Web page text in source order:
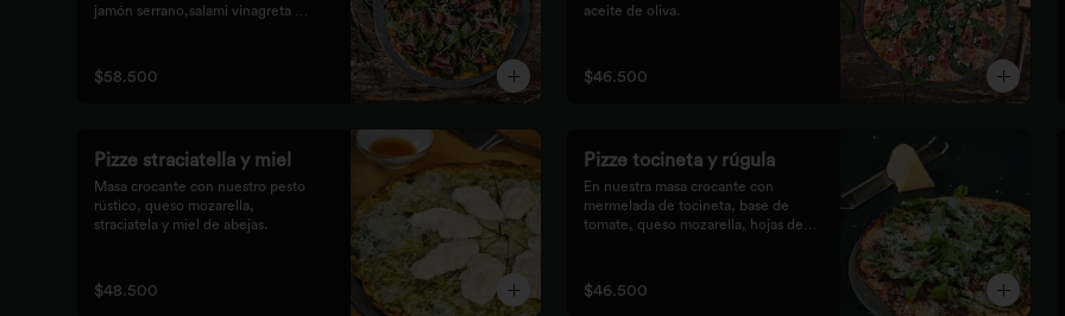
jamón serrano,salami vinagreta
$58.500
aceite de oliva.
$46.500
Pizze straciatella y miel
Masa crocante con nuestro pesto
rústico, queso mozarella,
straciatela y miel de abejas.
$48.500
Pizze tocineta y rúgula
En nuestra masa crocante con
mermelada de tocineta, base de
tomate, queso mozarella, hojas de
$46.500